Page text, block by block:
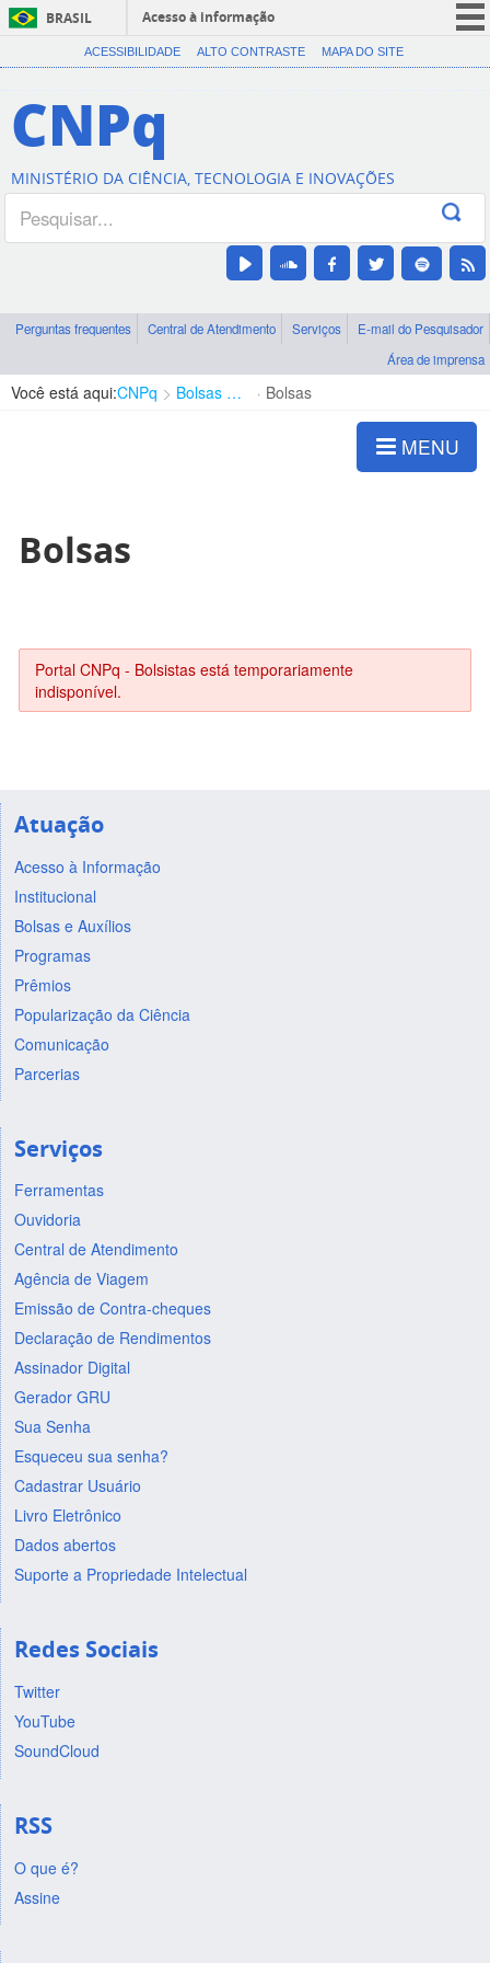
BRASIL
Acesso à informação
CORONAVÍRUS (COVID-19)
Canais
ACESSIBILIDADE ALTO CONTRASTE MAPA DO SITE
CNPq
MINISTÉRIO DA CIÊNCIA, TECNOLOGIA E INOVAÇÕES
Perguntas frequentes Central de Atendimento Serviços
E-mail do Pesquisador
Área de imprensa
Você está aqui:CNPq Bolsas e Auxílios Vigentes Bolsas
MENU
Bolsas
Portal CNPq - Bolsistas está temporariamente
indisponível.
Atuação
Acesso à Informação
Institucional
Bolsas e Auxílios
Programas
Prêmios
Popularização da Ciência
Comunicação
Parcerias
Serviços
Ferramentas
Ouvidoria
Central de Atendimento
Agência de Viagem
Emissão de Contra-cheques
Declaração de Rendimentos
Assinador Digital
Gerador GRU
Sua Senha
Esqueceu sua senha?
Cadastrar Usuário
Livro Eletrônico
Dados abertos
Suporte a Propriedade Intelectual
Redes Sociais
Twitter
YouTube
SoundCloud
RSS
O que é?
Assine